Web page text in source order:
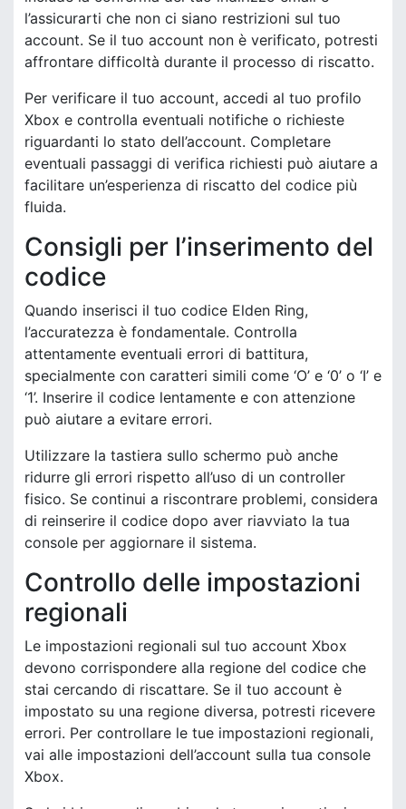
l’assicurarti che non ci siano restrizioni sul tuo
account. Se il tuo account non è verificato, potresti
affrontare difficoltà durante il processo di riscatto.
Per verificare il tuo account, accedi al tuo profilo
Xbox e controlla eventuali notifiche o richieste
riguardanti lo stato dell’account. Completare
eventuali passaggi di verifica richiesti può aiutare a
facilitare un’esperienza di riscatto del codice più
fluida.
Consigli per l’inserimento del
codice
Quando inserisci il tuo codice Elden Ring,
l’accuratezza è fondamentale. Controlla
attentamente eventuali errori di battitura,
specialmente con caratteri simili come ‘O’ e ‘0’ o ‘I’ e
‘1’. Inserire il codice lentamente e con attenzione
può aiutare a evitare errori.
Utilizzare la tastiera sullo schermo può anche
ridurre gli errori rispetto all’uso di un controller
fisico. Se continui a riscontrare problemi, considera
di reinserire il codice dopo aver riavviato la tua
console per aggiornare il sistema.
Controllo delle impostazioni
regionali
Le impostazioni regionali sul tuo account Xbox
devono corrispondere alla regione del codice che
stai cercando di riscattare. Se il tuo account è
impostato su una regione diversa, potresti ricevere
errori. Per controllare le tue impostazioni regionali,
vai alle impostazioni dell’account sulla tua console
Xbox.